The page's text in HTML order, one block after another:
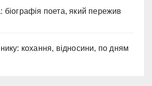
біографія поета, який пережив
кохання, відносини, по дням